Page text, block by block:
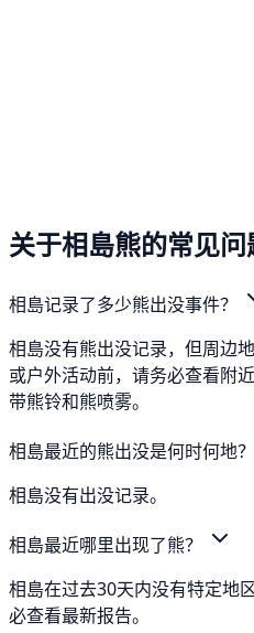
关于相島熊的常见问
相島记录了多少熊出没事件？
相島没有熊出没记录，但周边
或户外活动前，请务必查看附
带熊铃和熊喷雾。
相島最近的熊出没是何时何地？
相島没有出没记录。
相島最近哪里出现了熊？
相島在过去30天内没有特定地
必查看最新报告。